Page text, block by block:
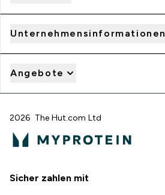
Unternehmensinformationen
Angebote
2026 The Hut.com Ltd
Sicher zahlen mit